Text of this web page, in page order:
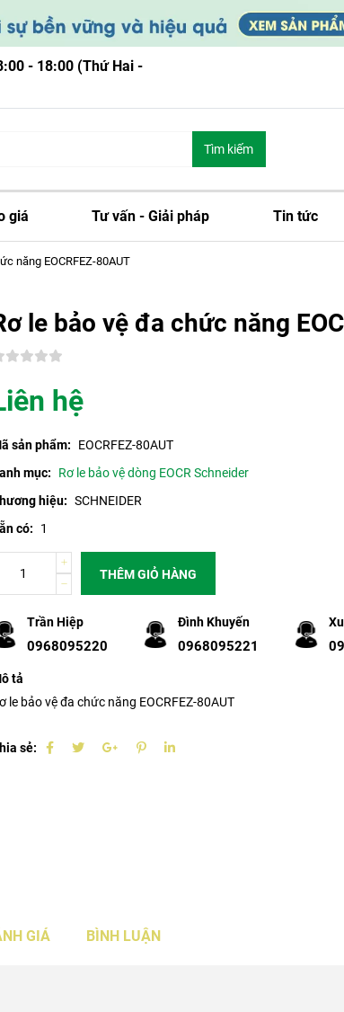
- 18:00 (Thứ Hai -
Tìm kiếm
giá Tư vấn - Giải pháp Tin tức
năng EOCRFEZ-80AUT
le bảo vệ đa chức năng
hệ
sản phẩm:
EOCRFEZ-80AUT
mục:
Rơ le bảo vệ dòng EOCR Schneider
hiệu: SCHNEIDER
có:
1
THÊM GIỎ HÀNG
Trần Hiệp
0968095220
Đình Khuyến
0968095221
tả
le bảo vệ đa chức năng EOCRFEZ-80AUT
sẻ:
GIÁ BÌNH LUẬN